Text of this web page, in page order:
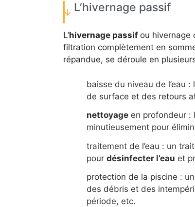
L’hivernage passif
L’hivernage passif ou hivernage
filtration complètement en
répandue, se déroule en
baisse du niveau de l’eau
de surface et des retours
nettoyageen profondeur :
minutieusement pour
traitement de l’eau : un
pour désinfecter l’eau et
protection de la piscine :
des débris et des
période, etc.